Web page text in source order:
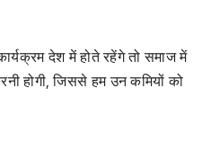
देश में होते रहेंगे तो समाज में
होगी, जिससे हम उन कमियों को